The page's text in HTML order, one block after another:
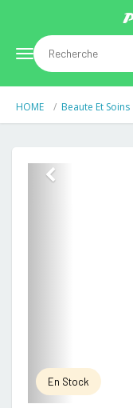
Toggle
navigation
HOME Beaute Et Soins
En Stock